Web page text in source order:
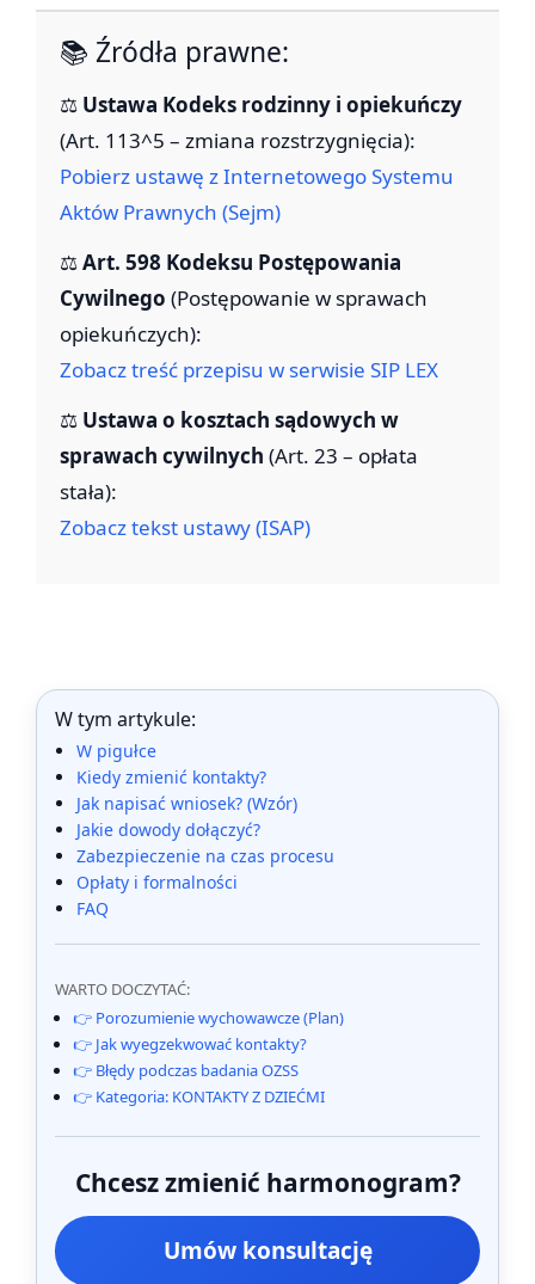
📚 Źródła prawne:
⚖️ Ustawa Kodeks rodzinny i opiekuńczy
(Art. 113^5 – zmiana rozstrzygnięcia):
Pobierz ustawę z Internetowego Systemu
Aktów Prawnych (Sejm)
⚖️Art. 598 Kodeksu Postępowania
Cywilnego (Postępowanie w sprawach
opiekuńczych):
Zobacz treść przepisu w serwisie SIP LEX
⚖️ Ustawa o kosztach sądowych w
sprawach cywilnych (Art. 23 – opłata
stała):
Zobacz tekst ustawy (ISAP)
W tym artykule:
W pigułce
Kiedy zmienić kontakty?
Jak napisać wniosek? (Wzór)
Jakie dowody dołączyć?
Zabezpieczenie na czas procesu
Opłaty i formalności
FAQ
WARTO DOCZYTAĆ:
👉 Porozumienie wychowawcze (Plan)
👉 Jak wyegzekwować kontakty?
👉 Błędy podczas badania OZSS
👉 Kategoria: KONTAKTY Z DZIEĆMI
Chcesz zmienić harmonogram?
Umów konsultację